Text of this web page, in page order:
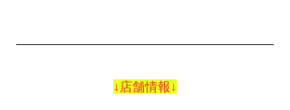
↓店舗情報↓